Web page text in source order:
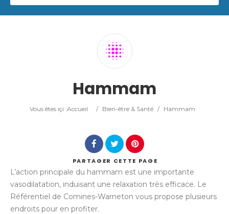
Rechercher
Hammam
Vous êtes içi :Accueil / Bien-être & Santé / Hammam
PARTAGER CETTE PAGE
L’action principale du hammam est une importante
vasodilatation, induisant une relaxation très efficace. Le
Référentiel de Comines-Warneton vous propose plusieurs
endroits pour en profiter.